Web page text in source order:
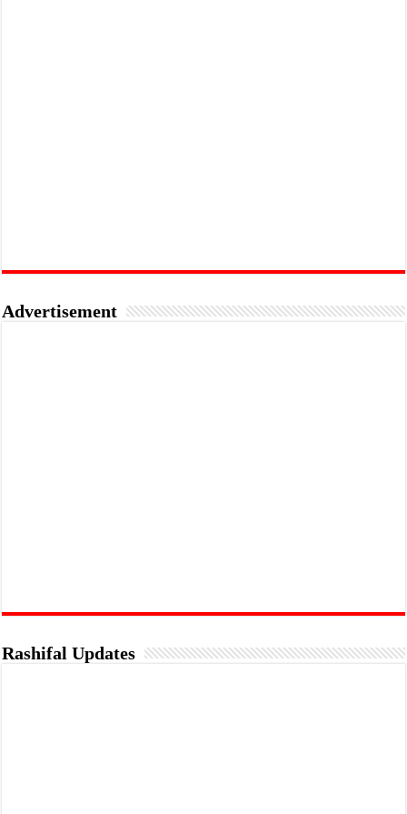
Advertisement
Rashifal Updates